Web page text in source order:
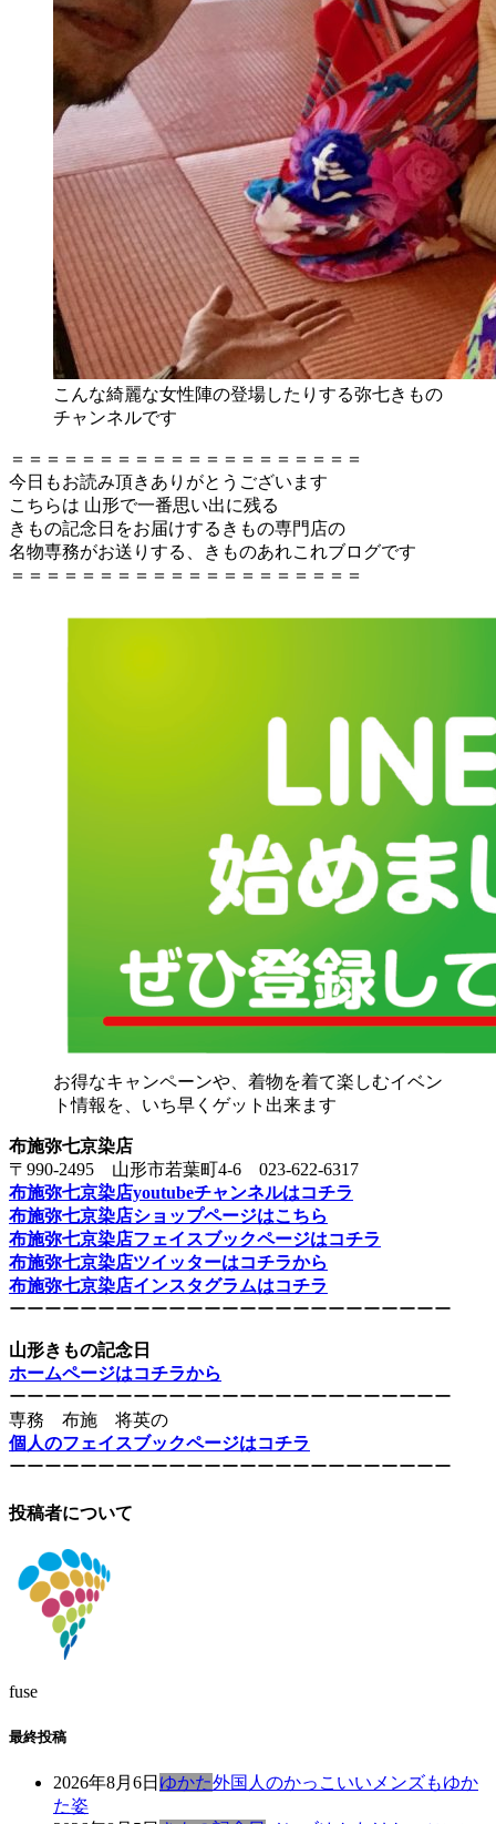
こんな綺麗な女性陣の登場したりする弥七きもの
チャンネルです
＝＝＝＝＝＝＝＝＝＝＝＝＝＝＝＝＝＝＝＝
今日もお読み頂きありがとうございます
こちらは 山形で一番思い出に残る
きもの記念日をお届けするきもの専門店の
名物専務がお送りする、きものあれこれブログです
＝＝＝＝＝＝＝＝＝＝＝＝＝＝＝＝＝＝＝＝
お得なキャンペーンや、着物を着て楽しむイベン
ト情報を、いち早くゲット出来ます
布施弥七京染店
〒990-2495 山形市若葉町4-6 023-622-6317
布施弥七京染店youtubeチャンネルはコチラ
布施弥七京染店ショップページはこちら
布施弥七京染店フェイスブックページはコチラ
布施弥七京染店ツイッターはコチラから
布施弥七京染店インスタグラムはコチラ
ーーーーーーーーーーーーーーーーーーーーーーーーー
山形きもの記念日
ホームページはコチラから
ーーーーーーーーーーーーーーーーーーーーーーーーー
専務 布施 将英の
個人のフェイスブックページはコチラ
ーーーーーーーーーーーーーーーーーーーーーーーーー
投稿者について
fuse
最終投稿
2026年8月6日 ゆかた外国人のかっこいいメンズもゆか
た姿